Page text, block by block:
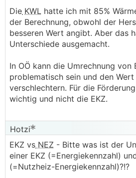
Die KWL hatte ich mit 85%
der Berechnung, obwohl der
besseren Wert angibt. Aber das
Unterschiede ausgemacht.
In OÖ kann die Umrechnung von
problematisch sein und den
verschlechtern. Für die
wichtig und nicht die EKZ.
Hotzi
EKZ vs NEZ - Bitte was ist der
einer EKZ (=Energiekennzahl)
(=Nutzheiz-Energiekennzahl)?!?